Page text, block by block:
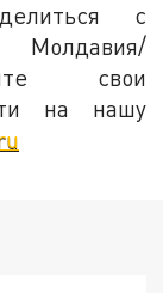
с
свои
на нашу